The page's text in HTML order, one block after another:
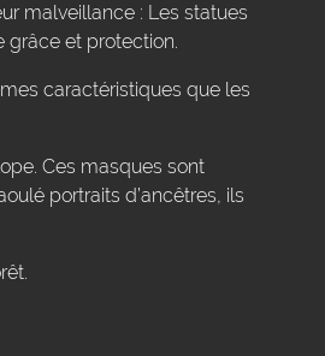
malveillance : Les statues
grâce et protection.
caractéristiques que les
Ces masques sont
portraits d’ancêtres, ils